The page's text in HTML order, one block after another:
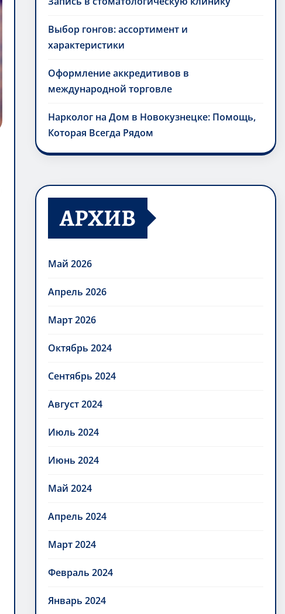
Выбор гонгов: ассортимент и
характеристики
Оформление аккредитивов в
международной торговле
Нарколог на Дом в Новокузнецке: Помощь,
Которая Всегда Рядом
АРХИВ
Май 2026
Апрель 2026
Март 2026
Октябрь 2024
Сентябрь 2024
Август 2024
Июль 2024
Июнь 2024
Май 2024
Апрель 2024
Март 2024
Февраль 2024
Январь 2024